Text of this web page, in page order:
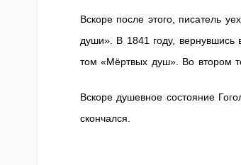
Вскоре после этого, писатель
души». В 1841 году,
том «Мёртвых душ». Во втором
Вскоре душевное состояние
скончался.